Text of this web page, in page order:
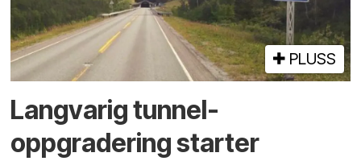
PLUSS
Langvarig tunnel­
oppgradering starter